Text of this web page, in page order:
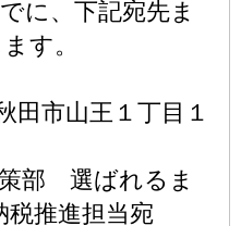
に、下記宛先ま
す。
田市山王１丁目１
部 選ばれるま
税推進担当宛